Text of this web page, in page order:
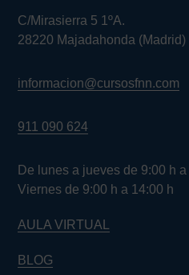
C/Mirasierra 5 1ºA.
28220 Majadahonda (Madrid)
informacion@cursosfnn.com
911 090 624
De lunes a jueves de 9:00 h
Viernes de 9:00 h a 14:00 h
AULA VIRTUAL
BLOG